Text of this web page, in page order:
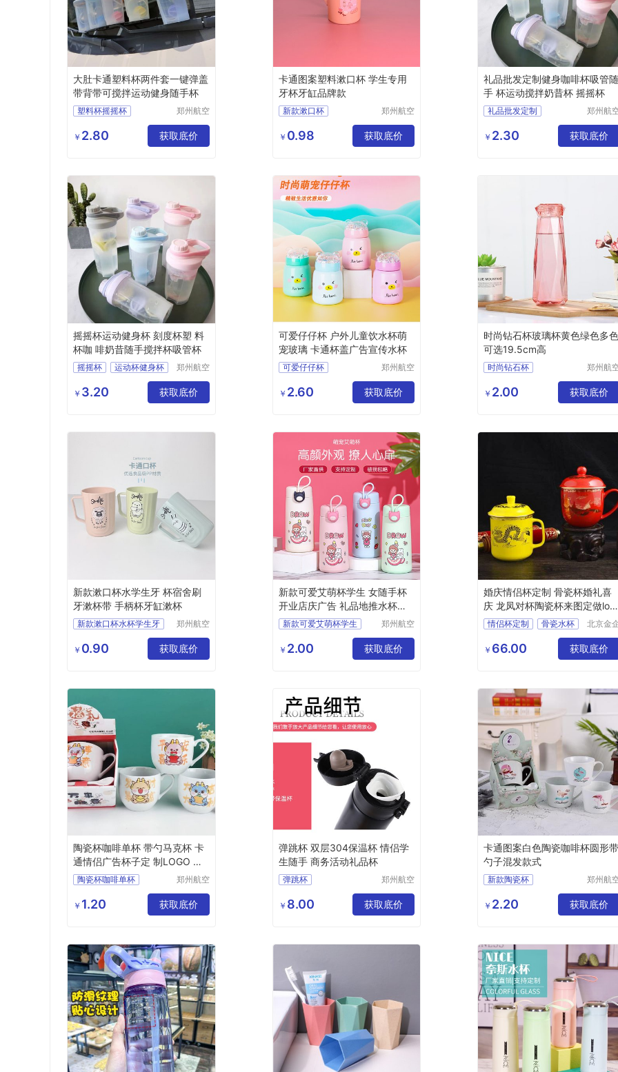
大肚卡通塑料杯两件套一键弹盖
带背带可搅拌运动健身随手杯
塑料杯摇摇杯
健身杯咖啡杯吸管杯
随手杯运动杯搅拌杯奶昔杯摇摇杯
郑州航空
鑫日用百
货店
￥ 2.80 获取底价
卡通图案塑料漱口杯 学生专用
牙杯牙缸品牌款
新款漱口杯
塑料杯居家牙杯牙缸
郑州航空
鑫日用百
货店
￥ 0.98 获取底价
礼品批发定制健身咖啡杯吸管
手 杯运动搅拌奶昔杯 摇摇杯
礼品批发定制
吸管杯随手杯
郑州航
琦日用
店
￥ 2.30 获取底价
摇摇杯运动健身杯 刻度杯塑 料
杯咖 啡奶昔随手搅拌杯吸管杯
摇摇杯
运动杯健身杯
郑州航空
琦日用品
店
￥ 3.20 获取底价
可爱仔仔杯 户外儿童饮水杯萌
宠玻璃 卡通杯盖广告宣传水杯
可爱仔仔杯
户外儿童饮水杯萌宠玻璃
卡通杯盖广告宣传水杯
郑州航空
鑫日用百
货店
￥ 2.60 获取底价
时尚钻石杯玻璃杯黄色绿色多
可选19.5cm高
时尚钻石杯
郑州航
鑫日用
货店
￥ 2.00 获取底价
新款漱口杯水学生牙 杯宿舍刷
牙漱杯带 手柄杯牙缸漱杯
新款漱口杯水杯学生牙
杯宿舍刷牙杯洗漱杯带
手柄杯牙缸漱口杯
郑州航空
琦日用品
店
￥ 0.90 获取底价
新款可爱艾萌杯学生 女随手杯
开业店庆广告 礼品地推水杯印
制新款可爱艾萌杯学生
女随手杯开业店庆广告
礼品地推水杯印制
郑州航空
鑫日用百
货店
￥ 2.00 获取底价
婚庆情侣杯定制 骨瓷杯婚礼喜
庆 龙凤对杯陶瓷杯来图定做log
o 骨瓷水杯
情侣杯定制
骨瓷水杯
北京金
有限公
￥ 66.00 获取底价
陶瓷杯咖啡单杯 带勺马克杯 卡
通情侣广告杯子定 制LOGO 活
动礼品
陶瓷杯咖啡单杯
卡通情侣广告杯子定
活动礼品
郑州航空
琦日用品
店
￥ 1.20 获取底价
弹跳杯 双层304保温杯 情侣学
生随手 商务活动礼品杯
弹跳杯
情侣学生随手
郑州航空
鑫日用百
货店
￥ 8.00 获取底价
卡通图案白色陶瓷咖啡杯圆形
勺子混发款式
新款陶瓷杯
创意卡通情侣陶瓷杯
马克杯
郑州航
鑫日用
货店
￥ 2.20 获取底价